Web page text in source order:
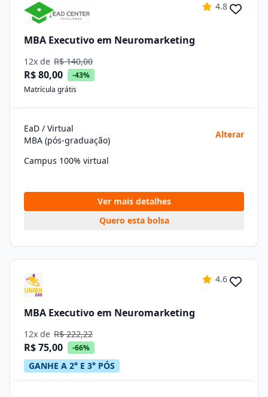
4.8
MBA Executivo em Neuromarketing
12x de R$ 140,00
R$ 80,00
-43%
Matrícula grátis
EaD / Virtual
MBA (pós-graduação)
Alterar
Campus 100% virtual
Ver mais detalhes
Quero esta bolsa
4.6
MBA Executivo em Neuromarketing
12x de R$ 222,22
R$ 75,00 -66%
GANHE A 2° E 3° PÓS